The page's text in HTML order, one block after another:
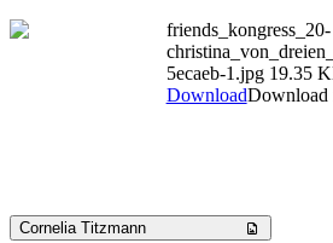
friends_kongress_20-
5ecaeb-1.jpg 19.35
DownloadDownload
Cornelia Titzmann